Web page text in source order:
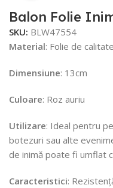
Balon Folie
SKU: BLW47554
Material: Folie de
Dimensiune: 13cm
Culoare: Roz auriu
Utilizare: Ideal pentru
botezuri sau alte
de inimă poate fi umflat
Caracteristici: